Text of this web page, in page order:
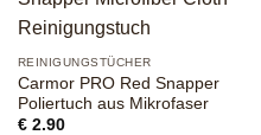
REINIGUNGSTÜCHER
Carmor PRO Red Snapper
Poliertuch aus Mikrofaser
€2.90